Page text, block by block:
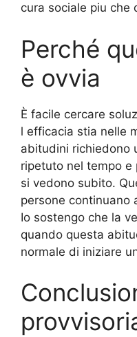
cura sociale piu che
Perché
è ovvia
È facile cercare
l efficacia stia nelle
abitudini richiedono
ripetuto nel tempo e
si vedono subito.
persone continuano
Io sostengo che la
quando questa
normale di iniziare